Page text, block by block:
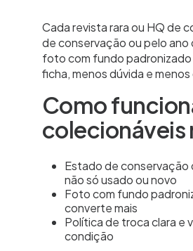
Cada revista rara ou HQ de
de conservação ou pelo
foto com fundo
ficha, menos dúvida e
Como
colecionáveis
Estado de conservação
não só usado ou novo
Foto com fundo
converte mais
Política de troca clara e
condição